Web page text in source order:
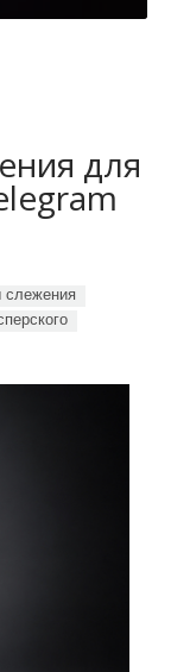
для
слежения